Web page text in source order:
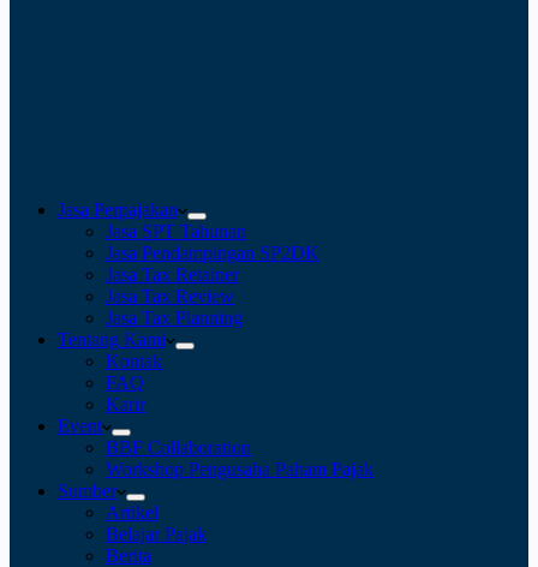
Jasa Perpajakan
Jasa SPT Tahunan
Jasa Pendampingan SP2DK
Jasa Tax Retainer
Jasa Tax Review
Jasa Tax Planning
Tentang Kami
Kontak
FAQ
Karir
Event
BBF Collaboration
Workshop Pengusaha Paham Pajak
Sumber
Artikel
Belajar Pajak
Berita